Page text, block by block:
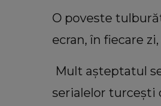
O poveste
ecran, în fiecare
Mult așteptatul
serialelor turcești